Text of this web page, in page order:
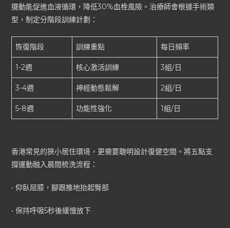
擺動能促進血液循環，降低30%血栓風險。治療師會根據手術類
型，制定分階段訓練計劃：
恢復階段 訓練重點 每日頻率
1-2週 核心激活訓練 3組/日
3-4週 神經動態鬆解 2組/日
5-8週 功能性強化 1組/日
香港常見的狹小居住環境，更需要聰明設計復健空間。將五點支
撐運動融入晨間梳洗流程：
• 仰臥屈膝，腳跟推地抬起臀部
• 保持呼吸5秒後緩慢放下